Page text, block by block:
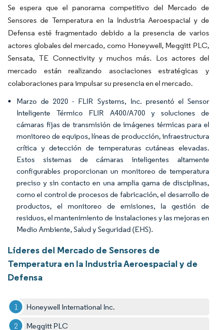
Se espera que el panorama competitivo del Mercado de
Sensores de Temperatura en la Industria Aeroespacial y de
Defensa esté fragmentado debido a la presencia de varios
actores globales del mercado, como Honeywell, Meggitt PLC,
Sensata, TE Connectivity y muchos más. Los actores del
mercado están realizando asociaciones estratégicas y
colaboraciones para impulsar su presencia en el mercado.
Marzo de 2020 - FLIR Systems, Inc. presentó el Sensor
Inteligente Térmico FLIR A400/A700 y soluciones de
cámaras fijas de transmisión de imágenes térmicas para el
monitoreo de equipos, líneas de producción, infraestructura
crítica y detección de temperaturas cutáneas elevadas.
Estos sistemas de cámaras inteligentes altamente
configurables proporcionan un monitoreo de temperatura
preciso y sin contacto en una amplia gama de disciplinas,
como el control de procesos de fabricación, el desarrollo de
productos, el monitoreo de emisiones, la gestión de
residuos, el mantenimiento de instalaciones y las mejoras en
Medio Ambiente, Salud y Seguridad (EHS).
Líderes del Mercado de Sensores de
Temperatura en la Industria Aeroespacial y de
Defensa
Honeywell International Inc.
Meggitt PLC